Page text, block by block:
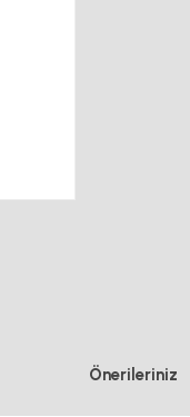
Önerileriniz